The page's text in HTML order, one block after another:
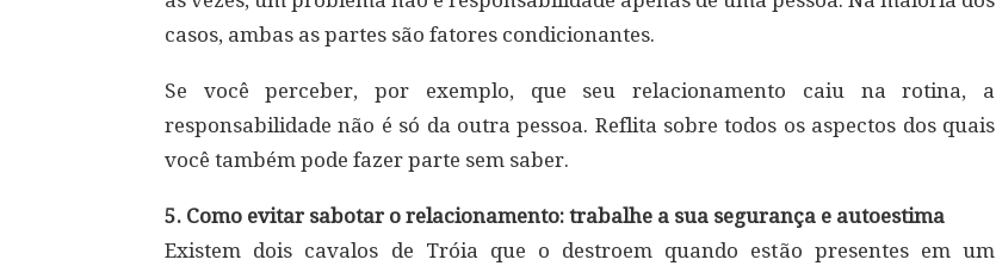
casos, ambas as partes são fatores condicionantes.
Se você perceber, por exemplo, que seu relacionamento caiu na rotina, a
responsabilidade não é só da outra pessoa. Reflita sobre todos os aspectos dos quais
você também pode fazer parte sem saber.
5. Como evitar sabotar o relacionamento: trabalhe a sua segurança e autoestima
Existem dois cavalos de Tróia que o destroem quando estão presentes em um